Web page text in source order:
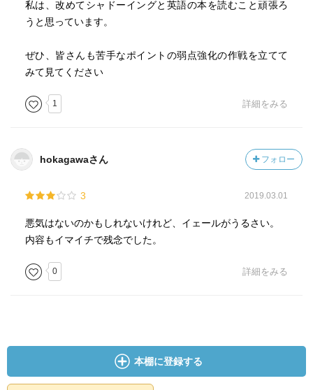
論）からみた効果的学習法とは』白井恭弘（著）、『言語
言語習得論』パッツィ・M.ライトバウン、ニーナ・スパダ
リー・ラーニング』I.S.ポール ネーション（著）、松柏
私は、改めてシャドーイングと英語の本を読むこと頑張ろ
うと思っています。
ぜひ、皆さんも苦手なポイントの弱点強化の作戦を立てて
みて見てください
1 詳細をみる
hokagawaさん フォロー
3 2019.03.01
悪気はないのかもしれないけれど、イェールがうるさい。
内容もイマイチで残念でした。
0 詳細をみる
本棚に登録する